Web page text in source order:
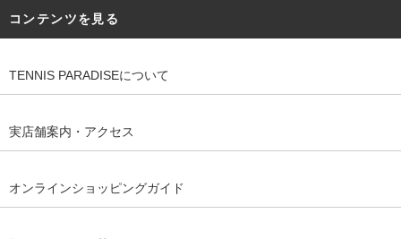
コンテンツを見る
TENNIS PARADISEについて
実店舗案内・アクセス
オンラインショッピングガイド